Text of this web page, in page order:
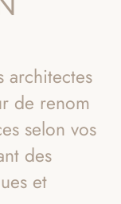
architectes
de renom
selon vos
des
et